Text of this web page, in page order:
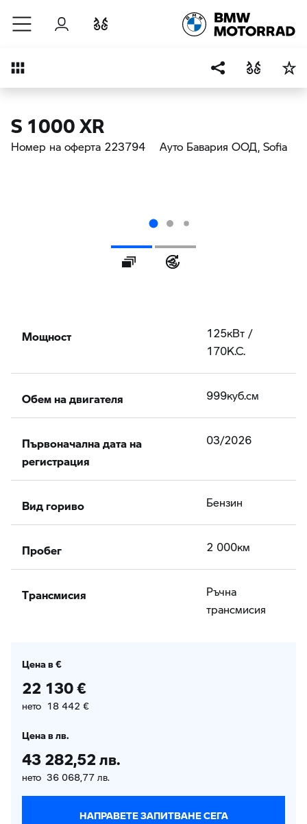
Към основното съдържание
Вход
Преглед
S 1000 XR
Номер на оферта 223794 Ауто Бавария ООД, Sofia
Галерия
Мощност
125кВт /
170К.С.
Обем на двигателя 999куб.cм
Първоначална дата на
регистрация
03/2026
Вид гориво Бензин
Пробег 2 000км
Tрансмисия
Ръчна
трансмисия
Цена в €
22 130 €
нето 18 442 €
Цена в лв.
43 282,52 лв.
нето 36 068,77 лв.
НАПРАВЕТЕ ЗАПИТВАНЕ СЕГА